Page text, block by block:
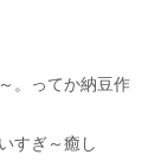
。ってか納豆作
すぎ～癒し